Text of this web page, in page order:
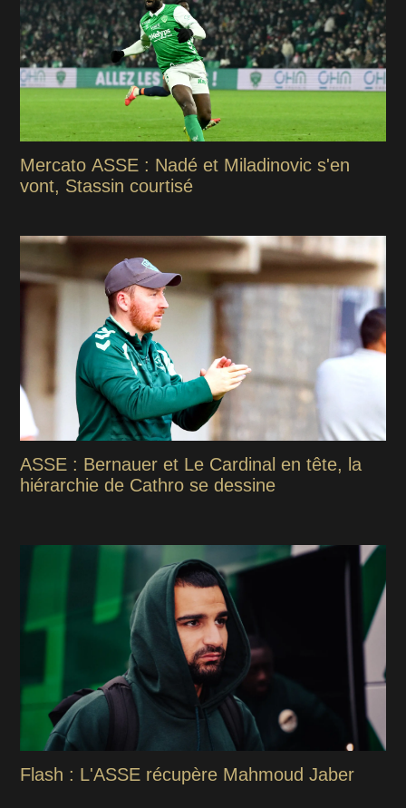
Mercato ASSE : Nadé et Miladinovic s'en
vont, Stassin courtisé
ASSE : Bernauer et Le Cardinal en tête, la
hiérarchie de Cathro se dessine
Flash : L'ASSE récupère Mahmoud Jaber